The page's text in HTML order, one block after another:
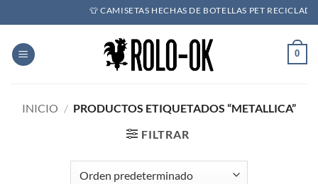
al
contenido
👕 CAMISETAS HECHAS DE BOTELLAS PET
0
INICIO / PRODUCTOS ETIQUETADOS “METALLICA”
FILTRAR